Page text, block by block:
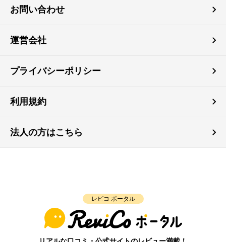
お問い合わせ
運営会社
プライバシーポリシー
利用規約
法人の方はこちら
レビコ ポータル